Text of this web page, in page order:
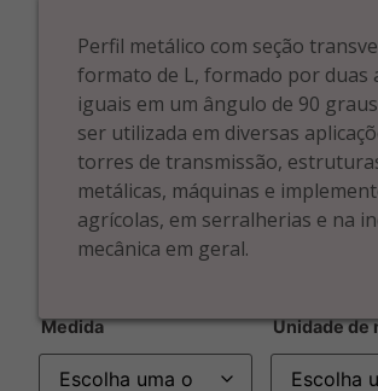
Perfil metálico com seção
formato de L, formado por duas
iguais em um ângulo de 90
ser utilizada em diversas
torres de transmissão,
metálicas, máquinas e
agrícolas, em serralherias e na
mecânica em geral.
Medida Unidade de